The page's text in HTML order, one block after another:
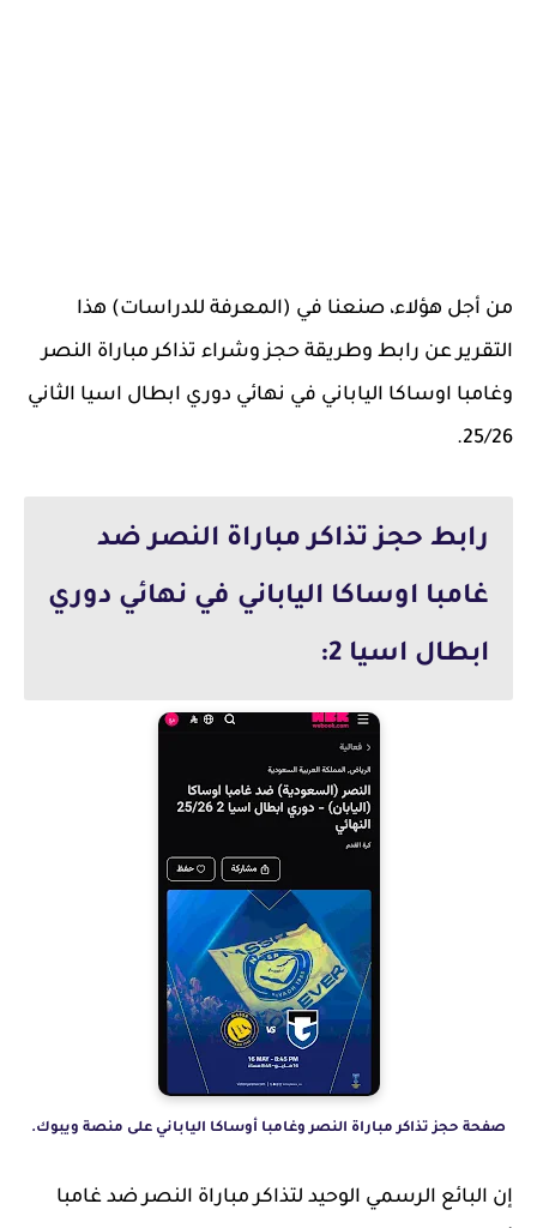
من أجل هؤلاء، صنعنا في (المعرفة للدراسات) هذا
التقرير عن رابط وطريقة حجز وشراء تذاكر مباراة النصر
وغامبا اوساكا الياباني في نهائي دوري ابطال اسيا الثاني
25/26.
رابط حجز تذاكر مباراة النصر ضد
غامبا اوساكا الياباني في نهائي دوري
ابطال اسيا 2:
صفحة حجز تذاكر مباراة النصر وغامبا أوساكا الياباني على منصة ويبوك.
إن البائع الرسمي الوحيد لتذاكر مباراة النصر ضد غامبا